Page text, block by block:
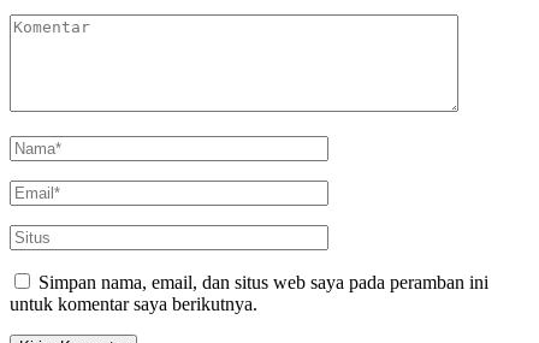
Simpan nama, email, dan situs web saya pada peramban ini
untuk komentar saya berikutnya.